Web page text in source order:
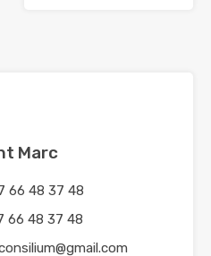
Marc
66 48 37 48
66 48 37 48